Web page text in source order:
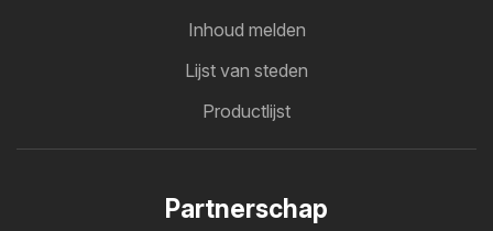
Inhoud melden
Lijst van steden
Productlijst
Partnerschap